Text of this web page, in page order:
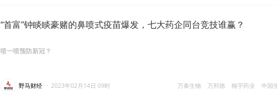
“首富”钟睒睒豪赌的鼻喷式疫苗爆发，七大药企同台竞技谁赢？
喷一喷预防新冠？
万泰生物 万邦德 翰宇药业 中国
野马财经 · 2023年02月14日 09时